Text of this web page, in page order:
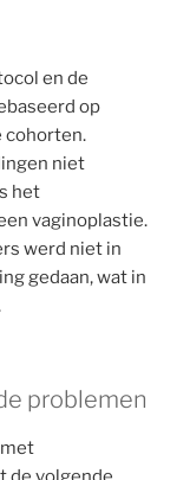
en de
op
cohorten.
niet
het
vaginoplastie.
werd niet in
gedaan, wat in
problemen